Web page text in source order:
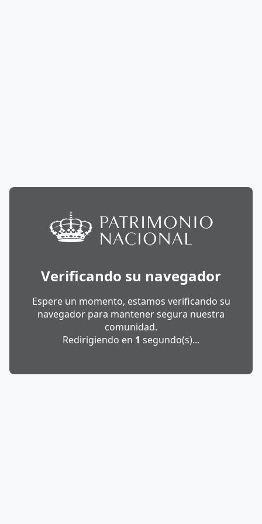
Verificando su navegador
Espere un momento, estamos verificando su
navegador para mantener segura nuestra
comunidad.
Redirigiendo en 1 segundo(s)...